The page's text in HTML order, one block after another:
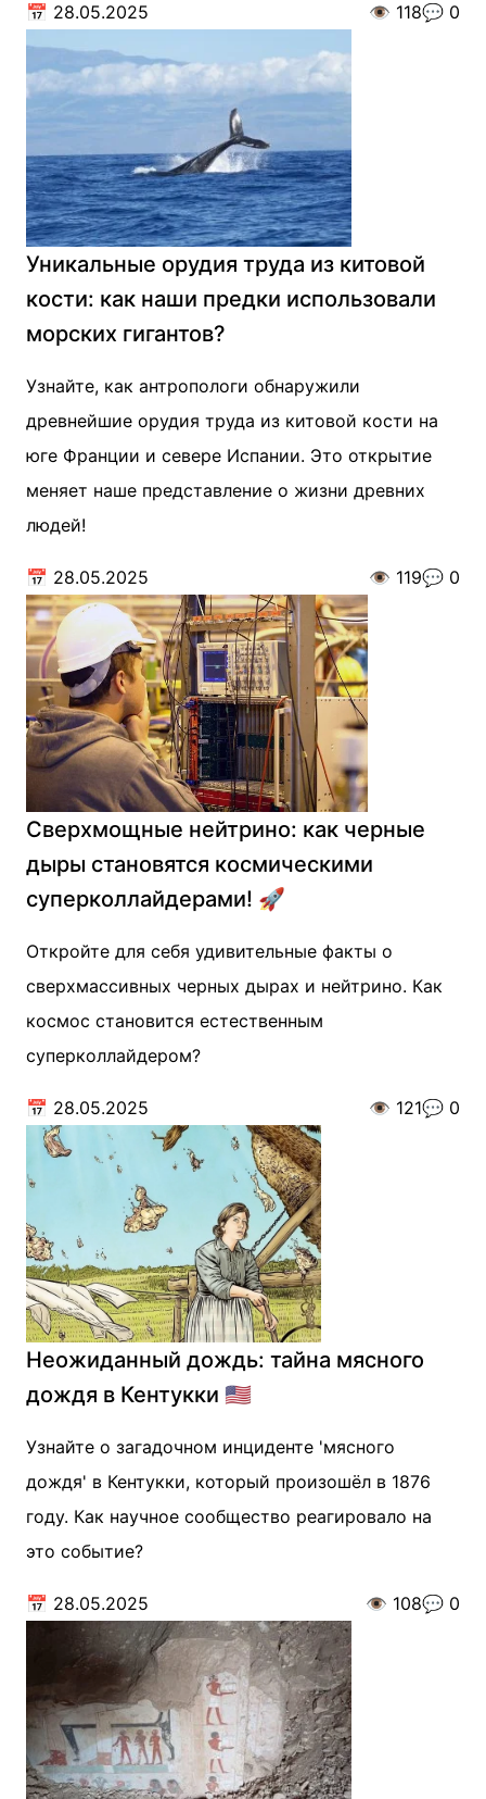
📅 28.05.2025 👁️ 118💬 0
Уникальные орудия труда из китовой
кости: как наши предки использовали
морских гигантов?
Узнайте, как антропологи обнаружили
древнейшие орудия труда из китовой кости на
юге Франции и севере Испании. Это открытие
меняет наше представление о жизни древних
людей!
📅 28.05.2025 👁️ 119💬 0
Сверхмощные нейтрино: как черные
дыры становятся космическими
суперколлайдерами! 🚀
Откройте для себя удивительные факты о
сверхмассивных черных дырах и нейтрино. Как
космос становится естественным
суперколлайдером?
📅 28.05.2025 👁️ 121💬 0
Неожиданный дождь: тайна мясного
дождя в Кентукки 🇺🇸
Узнайте о загадочном инциденте 'мясного
дождя' в Кентукки, который произошёл в 1876
году. Как научное сообщество реагировало на
это событие?
📅 28.05.2025 👁️ 108💬 0